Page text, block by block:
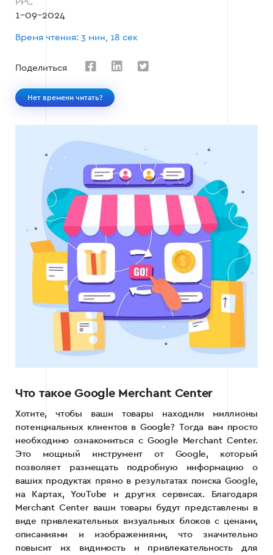
PPC
1-09-2024
Время чтения: 3 мин, 18 сек
Поделиться
Нет времени читать?
Что такое Google Merchant Center
Хотите, чтобы ваши товары находили миллионы
потенциальных клиентов в Google? Тогда вам просто
необходимо ознакомиться с Google Merchant Center.
Это мощный инструмент от Google, который
позволяет размещать подробную информацию о
ваших продуктах прямо в результатах поиска Google,
на Картах, YouTube и других сервисах. Благодаря
Merchant Center ваши товары будут представлены в
виде привлекательных визуальных блоков с ценами,
описаниями и изображениями, что значительно
повысит их видимость и привлекательность для